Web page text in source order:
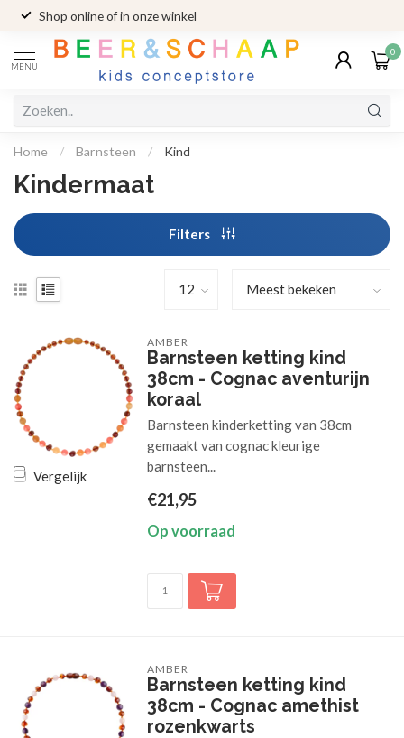
Shop online of in onze winkel
MENU
0
Home / Barnsteen / Kind
Kindermaat
Filters
Vergelijk
AMBER
Barnsteen ketting kind
38cm - Cognac aventurijn
koraal
Barnsteen kinderketting van 38cm
gemaakt van cognac kleurige
barnsteen...
€21,95
Op voorraad
AMBER
Barnsteen ketting kind
38cm - Cognac amethist
rozenkwarts